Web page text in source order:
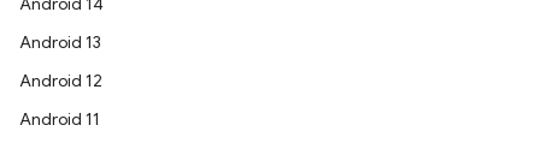
Android 13
Android 12
Android 11